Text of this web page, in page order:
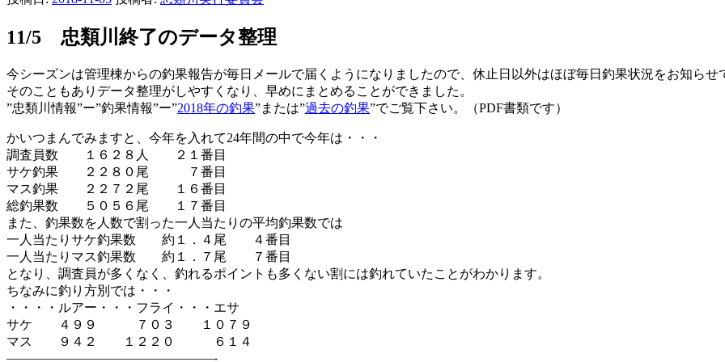
11/5 忠類川終了のデータ整理
今シーズンは管理棟からの釣果報告が毎日メールで届くようになりましたので、休止日以外はほぼ毎日釣果状況をお知らせ
そのこともありデータ整理がしやすくなり、早めにまとめることができました。
”忠類川情報”ー”釣果情報”ー”2018年の釣果”または”過去の釣果”でご覧下さい。（PDF書類です）
かいつまんでみますと、今年を入れて24年間の中で今年は・・・
調査員数 １６２８人 ２１番目
サケ釣果 ２２８０尾 ７番目
マス釣果 ２２７２尾 １６番目
総釣果数 ５０５６尾 １７番目
また、釣果数を人数で割った一人当たりの平均釣果数では
一人当たりサケ釣果数 約１．４尾 ４番目
一人当たりマス釣果数 約１．７尾 ７番目
となり、調査員が多くなく、釣れるポイントも多くない割には釣れていたことがわかります。
ちなみに釣り方別では・・・
・・・・ルアー・・・フライ・・・エサ
サケ ４９９ ７０３ １０７９
マス ９４２ １２２０ ６１４
————————————————-